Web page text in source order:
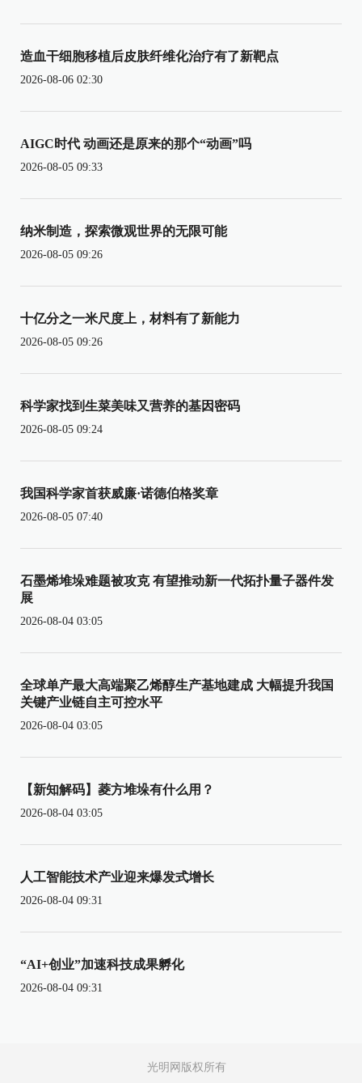
造血干细胞移植后皮肤纤维化治疗有了新靶点
2026-08-06 02:30
AIGC时代 动画还是原来的那个“动画”吗
2026-08-05 09:33
纳米制造，探索微观世界的无限可能
2026-08-05 09:26
十亿分之一米尺度上，材料有了新能力
2026-08-05 09:26
科学家找到生菜美味又营养的基因密码
2026-08-05 09:24
我国科学家首获威廉·诺德伯格奖章
2026-08-05 07:40
石墨烯堆垛难题被攻克 有望推动新一代拓扑量子器件发
展
2026-08-04 03:05
全球单产最大高端聚乙烯醇生产基地建成 大幅提升我国
关键产业链自主可控水平
2026-08-04 03:05
【新知解码】菱方堆垛有什么用？
2026-08-04 03:05
人工智能技术产业迎来爆发式增长
2026-08-04 09:31
“AI+创业”加速科技成果孵化
2026-08-04 09:31
光明网版权所有